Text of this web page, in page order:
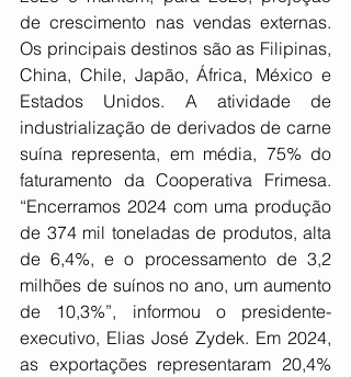
de crescimento nas vendas externas.
Os principais destinos são as Filipinas,
China, Chile, Japão, África, México e
Estados Unidos. A atividade de
industrialização de derivados de carne
suína representa, em média, 75% do
faturamento da Cooperativa Frimesa.
“Encerramos 2024 com uma produção
de 374 mil toneladas de produtos, alta
de 6,4%, e o processamento de 3,2
milhões de suínos no ano, um aumento
de 10,3%”, informou o presidente-
executivo, Elias José Zydek. Em 2024,
as exportações representaram 20,4%